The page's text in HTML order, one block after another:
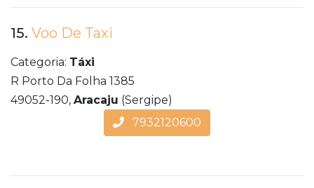
15. Voo De Taxi
Categoria: Táxi
R Porto Da Folha 1385
49052-190, Aracaju (Sergipe)
7932120600